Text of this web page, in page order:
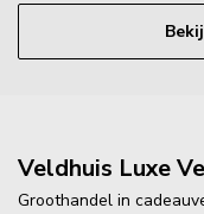
Veldhuis Luxe
Groothandel in